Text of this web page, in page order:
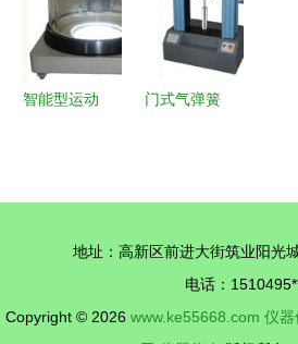
新应用
析
智能型运动
门式气弹簧
与捷配仪器
仪表网的专
业合作
地址：高新区前进大街筑业阳光
电话：
Copyright © 2026 www.ke55668.com 仪器